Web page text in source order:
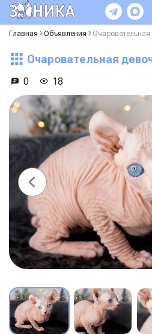
Главная Объявления
Очаровательная
0 18